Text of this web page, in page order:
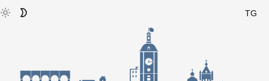
TG